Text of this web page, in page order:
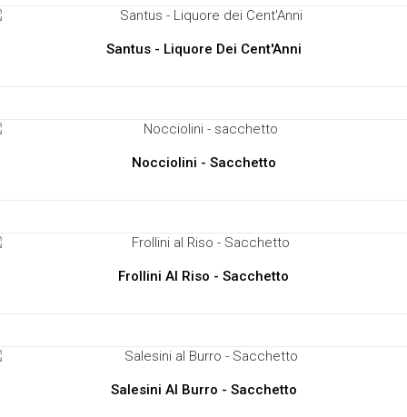
Santus - Liquore Dei Cent'Anni
Nocciolini - Sacchetto
Frollini Al Riso - Sacchetto
Salesini Al Burro - Sacchetto